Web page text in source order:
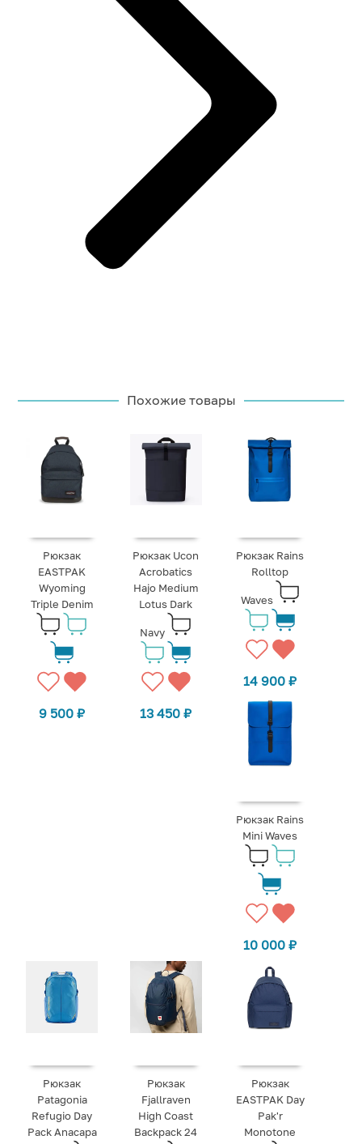
Похожие товары
Рюкзак
EASTPAK
Wyoming
Triple Denim
9 500₽
Рюкзак Ucon
Acrobatics
Hajo Medium
Lotus Dark
Navy
13 450₽
Рюкзак Rains
Rolltop
Waves
14 900₽
Рюкзак Rains
Mini Waves
10 000₽
Рюкзак
Patagonia
Refugio Day
Pack Anacapa
Рюкзак
Fjallraven
High Coast
Backpack 24
Рюкзак
EASTPAK Day
Pak'r
Monotone